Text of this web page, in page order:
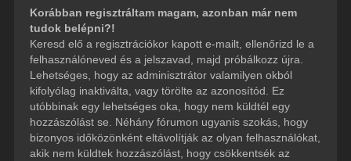
Korábban regisztráltam magam, azonban már nem
tudok belépni?!
Keresd elő a regisztrációkor kapott e-mailt, ellenőrizd le a
felhasználóneved és a jelszavad, majd próbálkozz újra.
Lehetséges, hogy az adminisztrátor valamilyen okból
kifolyólag inaktiválta, vagy törölte az azonosítód. Ez
utóbbinak egy lehetséges oka, hogy nem küldtél egy
hozzászólást se. Néhány fórumon ugyanis szokás, hogy
bizonyos időközönként eltávolítják az olyan felhasználókat,
akik nem küldtek hozzászólást, hogy csökkentsék az